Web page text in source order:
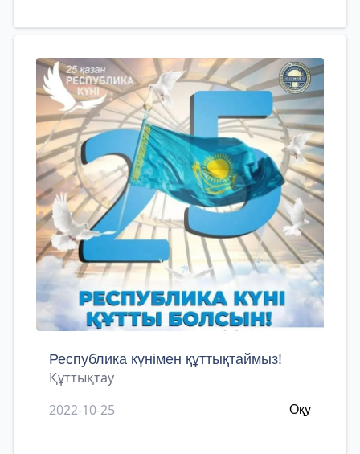
Республика күнімен құттықтаймыз!
Құттықтау
2022-10-25
Оқу